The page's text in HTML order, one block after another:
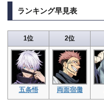
ランキング早見表
1位 2位
五条悟 両面宿儺